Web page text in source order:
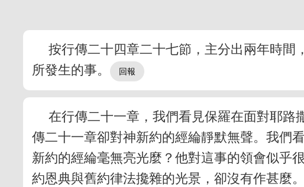
按行傳二十四章二十七節，主分出兩年時
所發生的事。
在行傳二十一章，我們看見保羅在面對耶
傳二十一章卻對神新約的經綸靜默無聲。我們
新約的經綸毫無亮光麼？他對這事的領會似乎
約恩典與舊約律法攙雜的光景，卻沒有作甚麼